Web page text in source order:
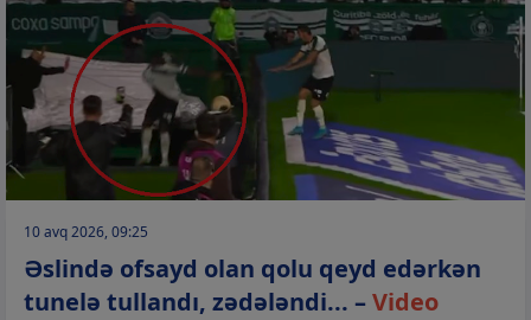
10 avq 2026, 09:25
Əslində ofsayd olan qolu qeyd edərkən
tunelə tullandı, zədələndi... –Video